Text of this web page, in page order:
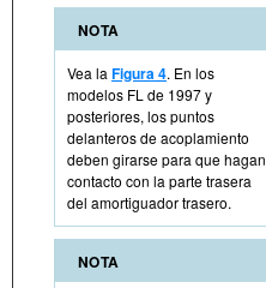
NOTA
Vea la Figura 4. En los
modelos FL de 1997 y
posteriores, los puntos
delanteros de acoplamiento
deben girarse para que hagan
contacto con la parte trasera
del amortiguador trasero.
NOTA